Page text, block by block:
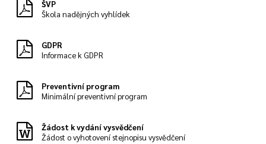
ŠVP
Škola nadějných vyhlídek
GDPR
Informace k GDPR
Preventivní program
Minimální preventivní program
Žádost k vydání vysvědčení
Žádost o vyhotovení stejnopisu vysvědčení